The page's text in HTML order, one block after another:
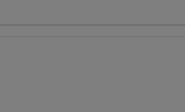
mientras que nuestro equipo revisa tu
9 a 17 horas, de lunes a viernes, así que
llevar más tiempo de lo habitual debido